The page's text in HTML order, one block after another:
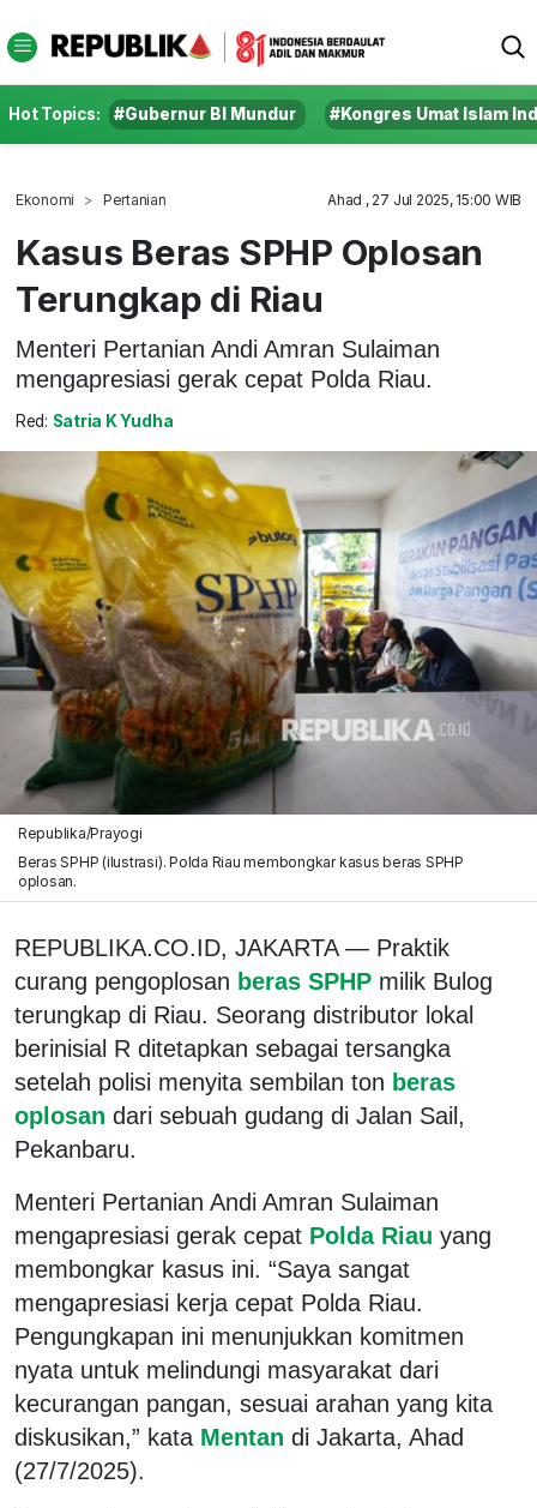
Hot Topics: #Gubernur BI Mundur #Kongres Umat Islam
Ekonomi Pertanian Ahad , 27 Jul 2025, 15:00 WIB
Kasus Beras SPHP Oplosan
Terungkap di Riau
Menteri Pertanian Andi Amran Sulaiman
mengapresiasi gerak cepat Polda Riau.
Red: Satria K Yudha
Republika/Prayogi
Beras SPHP (ilustrasi). Polda Riau membongkar kasus beras SPHP
oplosan.
REPUBLIKA.CO.ID, JAKARTA — Praktik
curang pengoplosan beras SPHP milik Bulog
terungkap di Riau. Seorang distributor lokal
berinisial R ditetapkan sebagai tersangka
setelah polisi menyita sembilan ton beras
oplosan dari sebuah gudang di Jalan Sail,
Pekanbaru.
Menteri Pertanian Andi Amran Sulaiman
mengapresiasi gerak cepat Polda Riau yang
membongkar kasus ini. “Saya sangat
mengapresiasi kerja cepat Polda Riau.
Pengungkapan ini menunjukkan komitmen
nyata untuk melindungi masyarakat dari
kecurangan pangan, sesuai arahan yang kita
diskusikan,” kata Mentan di Jakarta, Ahad
(27/7/2025).